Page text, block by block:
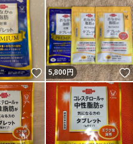
いいね！
5,800円